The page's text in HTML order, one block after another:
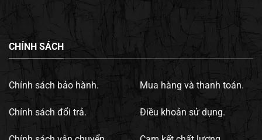
CHÍNH SÁCH
Chính sách bảo hành.
Chính sách đổi trả.
Mua hàng và thanh toán.
Điều khoản sử dụng.